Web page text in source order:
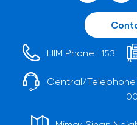
HIM Phone : 153
Central/Telephone
00